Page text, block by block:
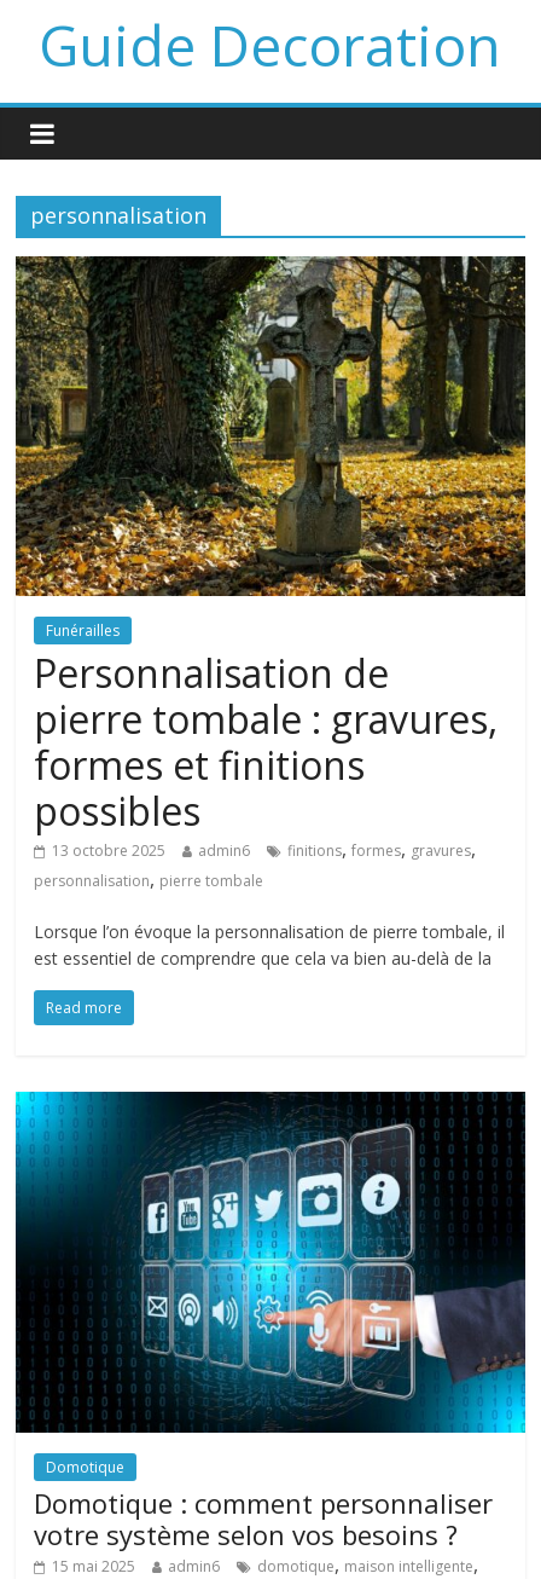
Guide Decoration
personnalisation
Funérailles
Personnalisation de
pierre tombale : gravures,
formes et finitions
possibles
13 octobre 2025 admin6 finitions,formes, gravures,
personnalisation, pierre tombale
Lorsque l’on évoque la personnalisation de pierre tombale, il
est essentiel de comprendre que cela va bien au-delà de la
Read more
Domotique
Domotique : comment personnaliser
votre système selon vos besoins ?
15 mai 2025 admin6 domotique, maison intelligente,